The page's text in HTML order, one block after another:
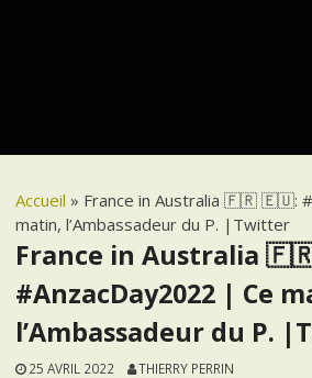
Accueil » France in Australia 🇫🇷 🇪🇺:
matin, l’Ambassadeur du P. |Twitter
France in Australia
#AnzacDay2022 | Ce
l’Ambassadeur du P.
25 AVRIL 2022 THIERRY PERRIN